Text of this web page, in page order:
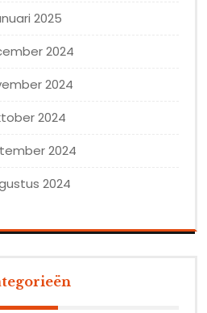
2025
2024
2024
2024
2024
2024